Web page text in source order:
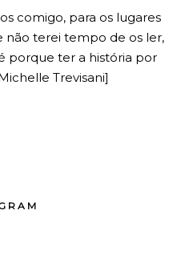
comigo, para os lugares
não terei tempo de os ler,
porque ter a história por
Trevisani]